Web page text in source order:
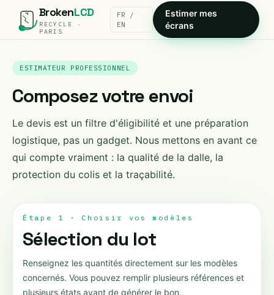
BrokenLCD
RECYCLE ·
PARIS
FR /
EN
Estimer mes
écrans
ESTIMATEUR PROFESSIONNEL
Composez votre envoi
Le devis est un filtre d'éligibilité et une préparation
logistique, pas un gadget. Nous mettons en avant ce
qui compte vraiment : la qualité de la dalle, la
protection du colis et la traçabilité.
Étape 1 · Choisir vos modèles
Sélection du lot
Renseignez les quantités directement sur les modèles
concernés. Vous pouvez remplir plusieurs références et
plusieurs états avant de générer le bon.